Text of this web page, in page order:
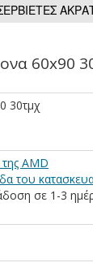
60x90
30τμχ
AMD
του
σε 1-3